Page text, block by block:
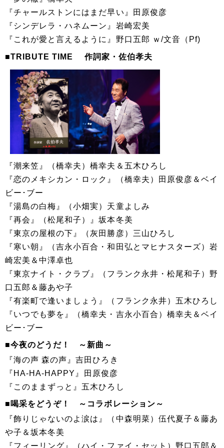
『チャールストンにはまだ早い』田原俊彦
『シンデレラ・ハネムーン』岩崎宏美
『これが愛と言えるように』野口五郎 ｗ/文音（Pf)
■TRIBUTE TIME 作詞家・佐伯孝夫
『潮来笠』（橋幸夫）橋幸夫＆五木ひろし
『恋のメキシカン・ロック』（橋幸夫）田原俊彦＆ベイ
ビー･ブー
『湯島の白梅』（小畑実）天童よしみ
『再会』（松尾和子）』坂本冬美
『東京の屋根の下』（灰田勝彦）三山ひろし
『寒い朝』（吉永小百合・和田弘とマヒナスターズ）岩
崎宏美＆中澤卓也
『東京ナイト・クラブ』（フランク永井・松尾和子）野
口五郎＆藤あや子
『有楽町で逢いましょう』（フランク永井）五木ひろし
『いつでも夢を』（橋幸夫・吉永小百合）橋幸夫＆ベイ
ビー･ブー
■今夜のどうだ！ ～新曲～
『海の声 森の声』吉田ひろき
『HA-HA-HAPPY』田原俊彦
『このままずっと』五木ひろし
■喝采をどうぞ！ ～コラボレーション～
『飾りじゃないのよ涙は』（中森明菜）伍代夏子＆藤あ
や子＆坂本冬美
『フィーリング』（ハイ・ファイ・セット）野口五郎＆